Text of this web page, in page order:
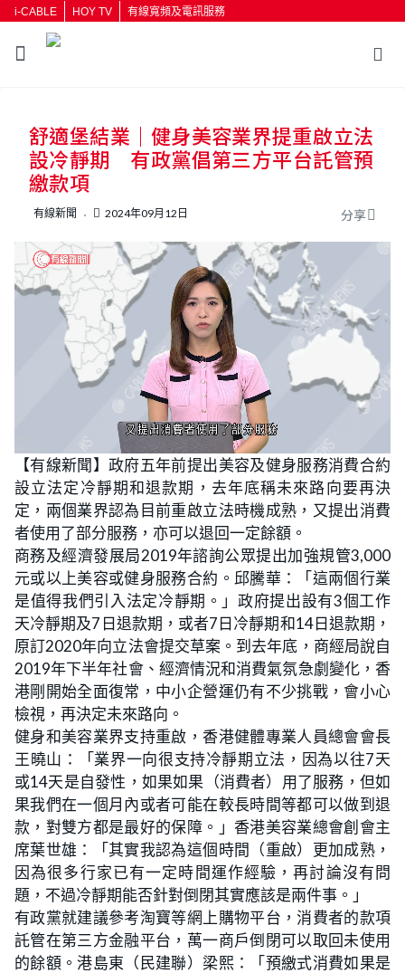
i-CABLE HOY TV 有線寬頻及電訊服務
按輸入鍵開始搜尋
舒適堡結業｜健身美容業界提重啟立法
設冷靜期 有政黨倡第三方平台託管預
繳款項
有線新聞 2024年09月12日 分享
n
m
t
e
o
a
d
e
d
:
2
1
.
1
3
%
【有線新聞】政府五年前提出美容及健身服務消費合約
設立法定冷靜期和退款期，去年底稱未來路向要再決
定，兩個業界認為目前重啟立法時機成熟，又提出消費
者使用了部分服務，亦可以退回一定餘額。
商務及經濟發展局2019年諮詢公眾提出加強規管3,000
元或以上美容或健身服務合約。邱騰華：「這兩個行業
是值得我們引入法定冷靜期。」政府提出設有3個工作
天冷靜期及7日退款期，或者7日冷靜期和14日退款期，
原訂2020年向立法會提交草案。到去年底，商經局說自
2019年下半年社會、經濟情況和消費氣氛急劇變化，香
港剛開始全面復常，中小企營運仍有不少挑戰，會小心
檢視，再決定未來路向。
健身和美容業界支持重啟，香港健體專業人員總會會長
王曉山：「業界一向很支持冷靜期立法，因為以往7天
或14天是自發性，如果如果（消費者）用了服務，但如
果我們在一個月內或者可能在較長時間等都可以做到退
款，對雙方都是最好的保障。」香港美容業總會創會主
席葉世雄：「其實我認為這個時間（重啟）更加成熟，
因為很多行家已有一定時間運作經驗，再討論沒有問
題，不過冷靜期能否針對倒閉其實應該是兩件事。」
有政黨就建議參考淘寶等網上購物平台，消費者的款項
託管在第三方金融平台，萬一商戶倒閉可以取回未使用
的餘額。港島東（民建聯）梁熙：「預繳式消費如果是